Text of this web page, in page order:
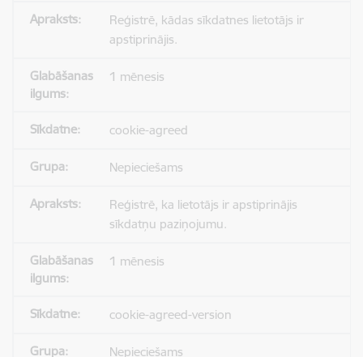
Reģistrē, kādas sīkdatnes lietotājs ir
apstiprinājis.
1 mēnesis
cookie-agreed
Nepieciešams
Reģistrē, ka lietotājs ir apstiprinājis
sīkdatņu paziņojumu.
1 mēnesis
cookie-agreed-version
Nepieciešams